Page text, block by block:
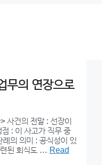
무의 연장으로
사건의 전말 : 선장이
: 이 사고가 직무 중
의 의미 : 공식성이 있
련된 회식도 … Read